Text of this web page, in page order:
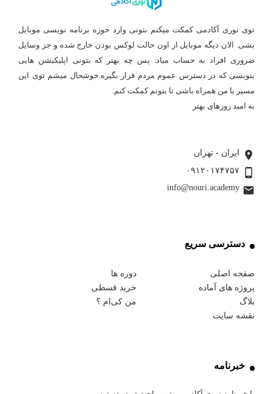
توی نوری آکادمی کمکت میکنم بتونی وارد حوزه برنامه نویسی موبایل
بشی. الان دیگه موبایل از اون حالت لوکس بودن خارج شده و جز وسایل
ضروری افراد به حساب میاد. پس چه بهتر که بتونی اپلیکیشن هایی
بنویسی که در دسترس عموم مردم قرار بگیره.خوشحال میشم توی این
مسیر با من همراه باشی تا بتونم کمکت کنم.
به امید روزهای بهتر
ایران - تهران
۰۹۱۲۰۱۷۴۷۵۷
info@nouri.academy
دسترسی سریع
صفحه اصلی
دوره ها
پروژه های آماده
خرید قسطی
بلاگ
من کی‌ام ؟
نقشه سایت
خبرنامه